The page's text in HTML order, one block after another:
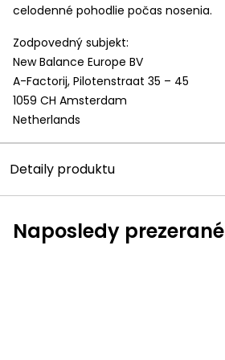
celodenné pohodlie počas nosenia.
Zodpovedný subjekt:
New Balance Europe BV
A-Factorij, Pilotenstraat 35 – 45
1059 CH Amsterdam
Netherlands
Detaily produktu
Naposledy prezerané